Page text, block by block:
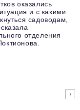
оказались
и с какими
садоводам,
отделения